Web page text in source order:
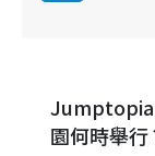
Jumptopia
園何時舉行